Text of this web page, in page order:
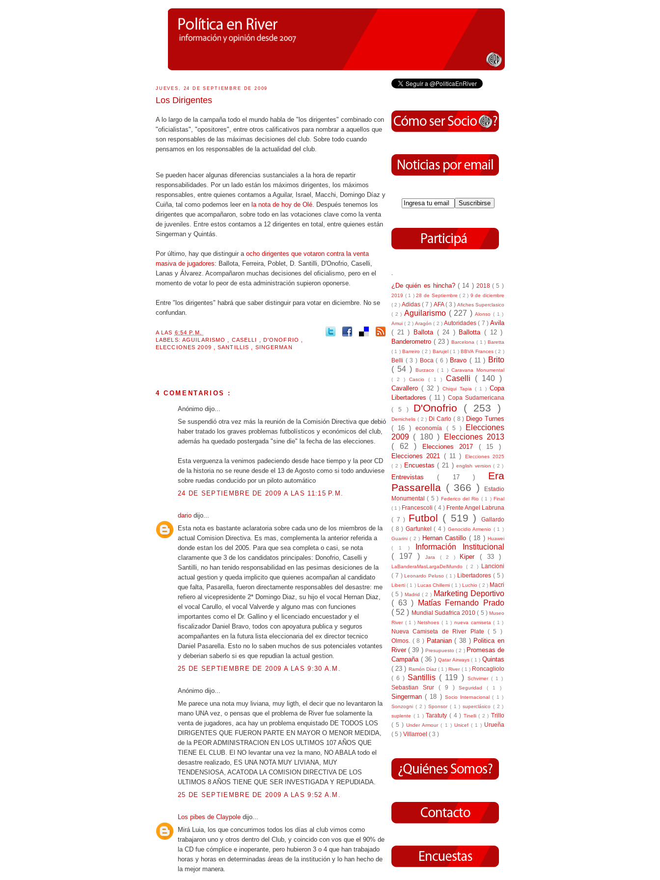
JUEVES, 24 DE SEPTIEMBRE DE 2009
Los Dirigentes
A lo largo de la campaña todo el mundo habla de "los dirigentes" combinado con
"oficialistas", "opositores", entre otros calificativos para nombrar a aquellos que
son responsables de las máximas decisiones del club. Sobre todo cuando
pensamos en los responsables de la actualidad del club.
Se pueden hacer algunas diferencias sustanciales a la hora de repartir
responsabilidades. Por un lado están los máximos dirigentes, los máximos
responsables, entre quienes contamos a Aguilar, Israel, Macchi, Domingo Díaz y
Cuiña, tal como podemos leer en la nota de hoy de Olé. Después tenemos los
dirigentes que acompañaron, sobre todo en las votaciones clave como la venta
de juveniles. Entre estos contamos a 12 dirigentes en total, entre quienes están
Singerman y Quintás.
Por último, hay que distinguir a ocho dirigentes que votaron contra la venta
masiva de jugadores: Ballota, Ferreira, Poblet, D. Santilli, D'Onofrio, Caselli,
Lanas y Álvarez. Acompañaron muchas decisiones del oficialismo, pero en el
momento de votar lo peor de esta administración supieron oponerse.
Entre "los dirigentes" habrá que saber distinguir para votar en diciembre. No se
confundan.
A LAS 6:54 P.M.
LABELS: AGUILARISMO CASELLI D'ONOFRIO
ELECCIONES 2009
,SANTILLIS SINGERMAN
4 COMENTARIOS :
Anónimo dijo...
Se suspendió otra vez más la reunión de la Comisión Directiva que debió
haber tratado los graves problemas futbolísticos y económicos del club,
además ha quedado postergada "sine die" la fecha de las elecciones.
Esta verguenza la venimos padeciendo desde hace tiempo y la peor CD
de la historia no se reune desde el 13 de Agosto como si todo anduviese
sobre ruedas conducido por un piloto automático
24 DE SEPTIEMBRE DE 2009 A LAS 11:15 P.M.
dario dijo...
Esta nota es bastante aclaratoria sobre cada uno de los miembros de la
actual Comision Directiva. Es mas, complementa la anterior referida a
donde estan los del 2005. Para que sea completa o casi, se nota
claramente que 3 de los candidatos principales: Donofrio, Caselli y
Santilli, no han tenido responsabilidad en las pesimas desiciones de la
actual gestion y queda implicito que quienes acompañan al candidato
que falta, Pasarella, fueron directamente responsables del desastre: me
refiero al vicepresidente 2* Domingo Diaz, su hijo el vocal Hernan Diaz,
el vocal Carullo, el vocal Valverde y alguno mas con funciones
importantes como el Dr. Gallino y el licenciado encuestador y el
fiscalizador Daniel Bravo, todos con apoyatura publica y seguros
acompañantes en la futura lista eleccionaria del ex director tecnico
Daniel Pasarella. Esto no lo saben muchos de sus potenciales votantes
y deberian saberlo si es que repudian la actual gestion.
25 DE SEPTIEMBRE DE 2009 A LAS 9:30 A.M.
Anónimo dijo...
Me parece una nota muy liviana, muy ligth, el decir que no levantaron la
mano UNA vez, o pensas que el problema de River fue solamente la
venta de jugadores, aca hay un problema enquistado DE TODOS LOS
DIRIGENTES QUE FUERON PARTE EN MAYOR O MENOR MEDIDA,
de la PEOR ADMINISTRACION EN LOS ULTIMOS 107 AÑOS QUE
TIENE EL CLUB. El NO levantar una vez la mano, NO ABALA todo el
desastre realizado, ES UNA NOTA MUY LIVIANA, MUY
TENDENSIOSA, ACATODA LA COMISION DIRECTIVA DE LOS
ULTIMOS 8 AÑOS TIENE QUE SER INVESTIGADA Y REPUDIADA.
25 DE SEPTIEMBRE DE 2009 A LAS 9:52 A.M.
Los pibes de Claypole dijo...
Mirá Luia, los que concurrimos todos los días al club vimos como
trabajaron uno y otros dentro del Club, y coincido con vos que el 90% de
la CD fue cómplice e inoperante, pero hubieron 3 o 4 que han trabajado
horas y horas en determinadas áreas de la institución y lo han hecho de
la mejor manera.
-
¿De quién es hincha?( 14 ) 2018( 5 )
2019 ( 1 )28 de Septiembre( 2 ) 9 de diciembre
( 2 ) Adidas ( 7 ) AFA( 3 ) Afiches Superclasico
( 2 ) Aguilarismo ( 227 )Alonso( 1 )
Amui( 2 ) Aragón( 2 ) Autoridades( 7 ) Avila
( 21 )
Ballota ( 24 ) Ballotta( 12 )
Banderometro ( 23 ) Barcelona ( 1 ) Baretta
( 1 )Barreiro ( 2 ) Barujel ( 1 )BBVA Frances ( 2 )
Belli ( 3 ) Boca( 6 ) Bravo( 11 ) Brito
( 54 )
Burzaco ( 1 )Caravana Monumental
( 2 ) Cascio ( 1 ) Caselli ( 140 )
Cavallero ( 32 ) Chiqui Tapia ( 1 ) Copa
Libertadores ( 11 )Copa Sudamericana
( 5 ) D'Onofrio ( 253 )
Demichelis ( 2 ) Di Carlo ( 8 ) Diego Turnes
( 16 )economía ( 5 )
Elecciones
2009 ( 180 )
Elecciones 2013
( 62 )
Elecciones 2017 ( 15 )
Elecciones 2021 ( 11 )
Elecciones 2025
( 2 )
Encuestas( 21 )english version( 2 )
Entrevistas( 17 ) Era
Passarella ( 366 )
Estadio
Monumental( 5 ) Federico del Rio ( 1 )Final
( 1 ) Francescoli( 4 ) Frente Angel Labruna
( 7 ) Futbol ( 519 )Gallardo
( 8 ) Garfunkel ( 4 ) Genocidio Armenio ( 1 )
Guarini( 2 ) Hernan Castillo ( 18 )Huawei
( 1 )
Información Institucional
( 197 )
Jara ( 2 ) Kiper( 33 )
LaBanderaMasLargaDelMundo ( 2 ) Lancioni
( 7 )Leonardo Peluso ( 1 ) Libertadores ( 5 )
Liberti( 1 ) Lucas Chillemi( 1 )Luchio( 2 ) Macri
( 5 ) Madrid ( 2 ) Marketing Deportivo
( 63 )
Matías Fernando Prado
( 52 ) Mundial Sudafrica 2010( 5 )Museo
River ( 1 )Netshoes( 1 ) nueva camiseta( 1 )
Nueva Camiseta de River Plate ( 5 )
Olmos. ( 8 ) Patanian( 38 ) Politica en
River( 39 ) Presupuesto( 2 ) Promesas de
Campaña ( 36 )Qatar Airways( 1 )Quintas
( 23 ) Ramón Díaz ( 1 )River ( 1 ) Roncagliolo
( 6 ) Santillis ( 119 ) Schvimer ( 1 )
Sebastian Srur ( 9 )Seguridad( 1 )
Singerman( 18 ) Socio Internacional( 1 )
Sonzogni ( 2 ) Sponsor ( 1 ) superclásico ( 2 )
suplente ( 1 ) Taratuty ( 4 ) Tinelli( 2 ) Trillo
( 5 )Under Armour( 1 ) Unicef ( 1 ) Urueña
( 5 ) Villarroel ( 3 )